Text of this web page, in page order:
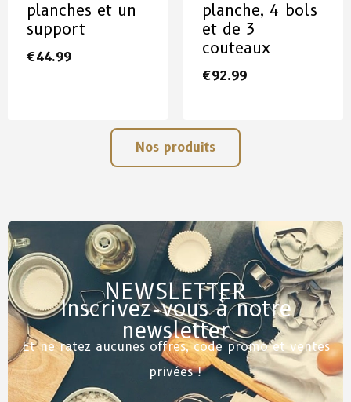
planches et un
support
€44.99
planche, 4 bols
et de 3
couteaux
€92.99
Nos produits
NEWSLETTER
Inscrivez-vous à notre
newsletter
Et ne ratez aucunes offres, code promo et ventes
privées !